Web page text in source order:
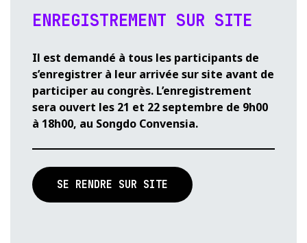
ENREGISTREMENT SUR SITE
Il est demandé à tous les participants de
s’enregistrer à leur arrivée sur site avant de
participer au congrès. L’enregistrement
sera ouvert les 21 et 22 septembre de 9h00
à 18h00, au Songdo Convensia.
SE RENDRE SUR SITE